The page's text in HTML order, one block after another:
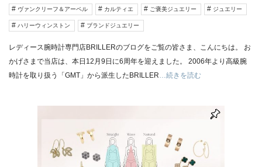
ヴァンクリーフ＆アーペル カルティエ ご褒美ジュエリー ジュエリー
ハリーウィンストン ブランドジュエリー
レディース腕時計専門店BRILLERのブログをご覧の皆さま、こんにちは。 お
かげさまで当店は、本日12月9日に6周年を迎えました。 2006年より高級腕
時計を取り扱う「GMT」から派生したBRILLER…続きを読む